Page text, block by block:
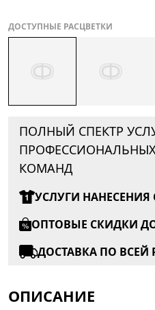
ДОСТУПНЫЕ РАСЦВЕТКИ
ПОЛНЫЙ СПЕКТР
КОМАНД
УСЛУГИ
ОПТОВЫЕ СКИДКИ ДО
ДОСТАВКА ПО ВСЕЙ
ОПИСАНИЕ